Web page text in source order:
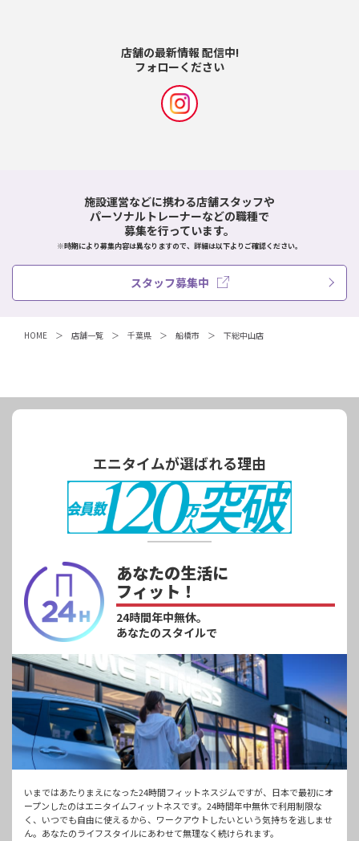
店舗の最新情報 配信中!
フォローください
施設運営などに携わる店舗スタッフや
パーソナルトレーナーなどの職種で
募集を行っています。
※時期により募集内容は異なりますので、詳細は以下よりご確認ください。
スタッフ募集中
HOME 店舗一覧 千葉県 船橋市 下総中山店
エニタイムが選ばれる理由
あなたの生活に
フィット！
24時間年中無休。
あなたのスタイルで
いまではあたりまえになった24時間フィットネスジムですが、日本で最初にオ
ープンしたのはエニタイムフィットネスです。24時間年中無休で利用制限な
く、いつでも自由に使えるから、ワークアウトしたいという気持ちを逃しませ
ん。あなたのライフスタイルにあわせて無理なく続けられます。